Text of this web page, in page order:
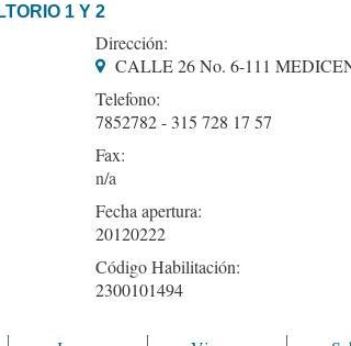
1 Y 2
Dirección:
CALLE 26 No. 6-111
Telefono:
7852782 - 315 728 17 57
Fax:
Fecha apertura:
20120222
Código Habilitación:
2300101494